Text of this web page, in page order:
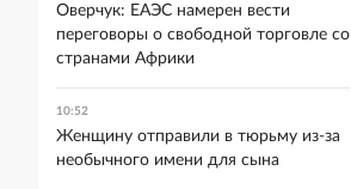
Оверчук: ЕАЭС намерен вести
переговоры о свободной торговле со
странами Африки
10:52
Женщину отправили в тюрьму из-за
необычного имени для сына